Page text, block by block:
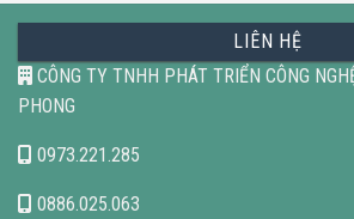
LIÊN HỆ
CÔNG TY TNHH PHÁT TRIỂN CÔNG
PHONG
0973.221.285
0886.025.063